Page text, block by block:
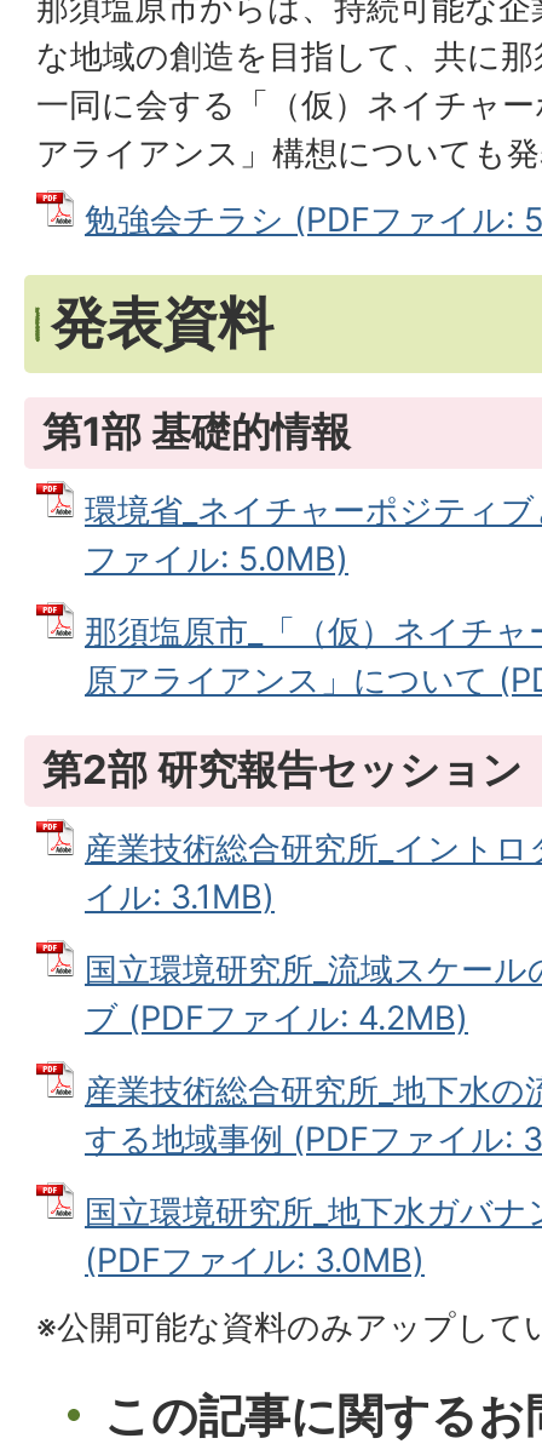
な地域の創造を目指して、共に
一同に会する「（仮）ネイチャ
アライアンス」構想についても
勉強会チラシ (PDFファイル:
発表資料
第1部 基礎的情報
環境省_ネイチャーポジティ
ファイル: 5.0MB)
那須塩原市_「（仮）ネイチ
原アライアンス」について
第2部 研究報告セッション
産業技術総合研究所_イント
イル: 3.1MB)
国立環境研究所_流域スケー
ブ (PDFファイル: 4.2MB)
産業技術総合研究所_地下水
する地域事例 (PDFファイル:
国立環境研究所_地下水ガバ
(PDFファイル: 3.0MB)
※公開可能な資料のみアップして
この記事に関する